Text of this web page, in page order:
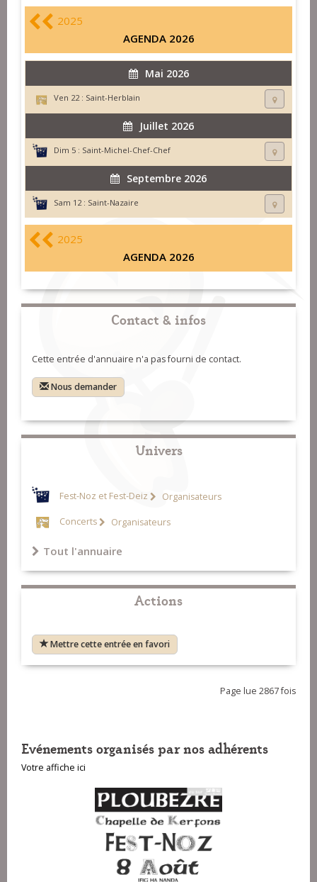
2025
AGENDA 2026
Mai 2026
Ven 22 : Saint-Herblain
Juillet 2026
Dim 5 : Saint-Michel-Chef-Chef
Septembre 2026
Sam 12 : Saint-Nazaire
2025
AGENDA 2026
Contact & infos
Cette entrée d'annuaire n'a pas fourni de contact.
Nous demander
Univers
Fest-Noz et Fest-Deiz Organisateurs
Concerts Organisateurs
Tout l'annuaire
Actions
Mettre cette entrée en favori
Page lue 2867 fois
Evénements organisés par nos adhérents
Votre affiche ici